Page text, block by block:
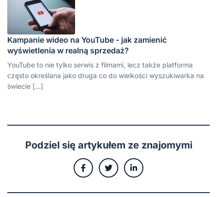
Kampanie wideo na YouTube - jak zamienić
wyświetlenia w realną sprzedaż?
YouTube to nie tylko serwis z filmami, lecz także platforma
często określana jako druga co do wielkości wyszukiwarka na
świecie […]
Podziel się artykułem ze znajomymi